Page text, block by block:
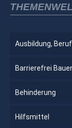
Ausbildung,
Barrierefrei
Behinderung
Hilfsmittel